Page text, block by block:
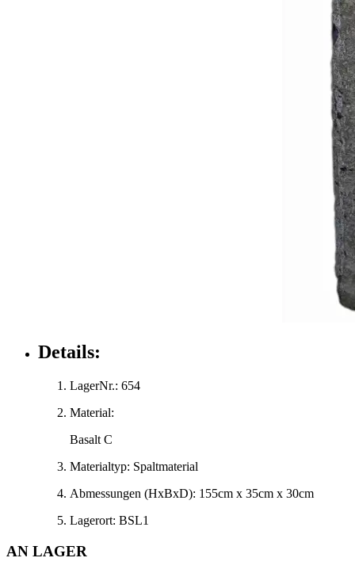
Details:
LagerNr.: 654
Material:
Basalt C
Materialtyp: Spaltmaterial
Abmessungen (HxBxD): 155cm x 35cm x 30cm
Lagerort: BSL1
AN LAGER